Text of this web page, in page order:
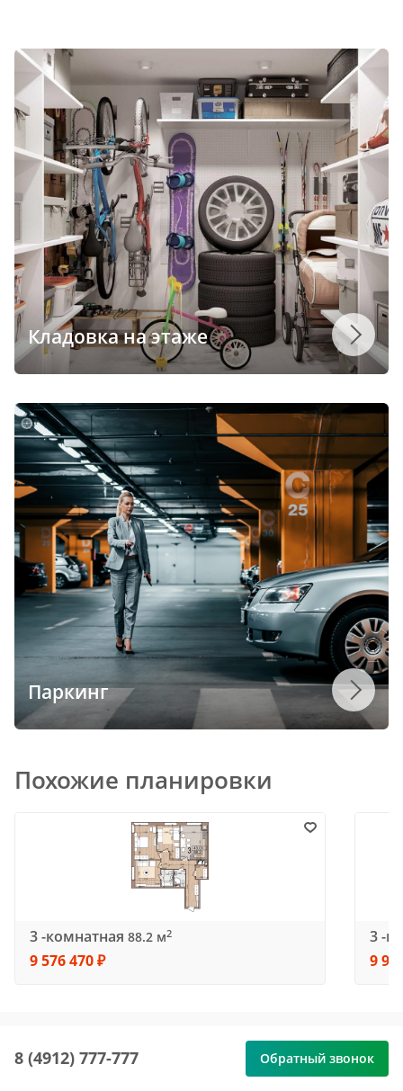
Кладовка на этаже
Паркинг
Похожие планировки
3 -комнатная 88.2 м2
9 576 470 ₽
3 -
9
8 (4912) 777-777 Обратный звонок